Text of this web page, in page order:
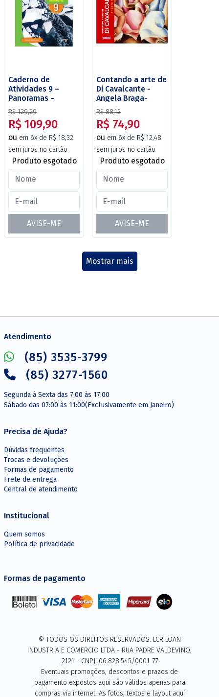
Caderno de
Atividades 9 –
Panoramas –
Geografia – 1 a
Edição – Alinhado
com a BNCC –
Editora FTD.
R$ 129,29
R$ 109,90
ou em 6x de R$ 18,32
sem juros no cartão
Produto esgotado
AVISE-ME
Contando a arte de
Di Cavalcante -
Angela Braga-
Torres - Editora
Global
R$ 88,12
R$ 74,90
ou em 6x de R$ 12,48
sem juros no cartão
Produto esgotado
AVISE-ME
Mostrar mais
Atendimento
(85) 3535-3799
(85) 3277-1560
Segunda à Sexta das 7:00 às 17:00
Sábado das 07:00 às 11:00(Exclusivamente em Janeiro)
Precisa de Ajuda?
Dúvidas frequentes
Trocas e devoluções
Formas de pagamento
Frete de entrega
Central de atendimento
Institucional
Quem somos
Política de privacidade
Formas de pagamento
© TODOS OS DIREITOS RESERVADOS. LCR LOAN
INDUSTRIA E COMERCIO LTDA - RUA PADRE VALDEVINO,
2121 - CNPJ: 06.828.545/0001-77
Eventuais promoções, descontos e prazos de
pagamento expostos aqui são válidos apenas para
compras via internet. As fotos, textos e layout aqui